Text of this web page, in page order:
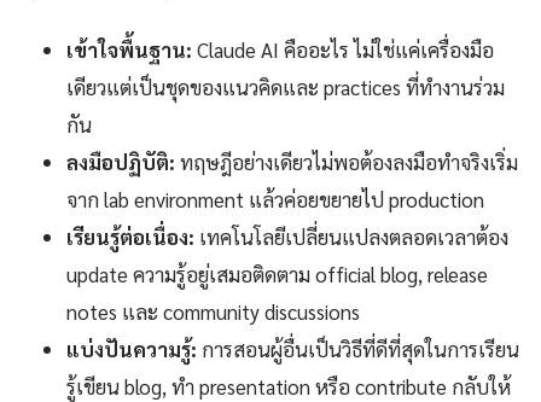
เข้าใจพื้นฐาน: Claude AI คืออะไร ไม่ใช่แค่เครื่องมือ
เดียวแต่เป็นชุดของแนวคิดและ practices ที่ทำงานร่วม
กัน
ลงมือปฏิบัติ: ทฤษฎีอย่างเดียวไม่พอต้องลงมือทำจริงเริ่ม
จาก lab environment แล้วค่อยขยายไป production
เรียนรู้ต่อเนื่อง: เทคโนโลยีเปลี่ยนแปลงตลอดเวลาต้อง
update ความรู้อยู่เสมอติดตาม official blog, release
notes และ community discussions
แบ่งปันความรู้: การสอนผู้อื่นเป็นวิธีที่ดีที่สุดในการเรียน
รู้เขียน blog, ทำ presentation หรือ contribute กลับให้